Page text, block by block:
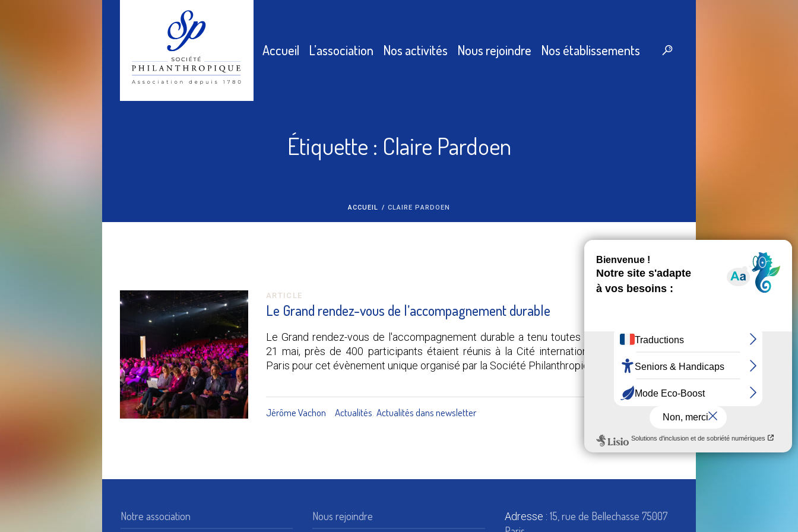
Accueil L’association Nos activités Nous rejoindre Nos établissements
Étiquette : Claire Pardoen
ACCUEIL / CLAIRE PARDOEN
ARTICLE
Le Grand rendez-vous de l’accompagnement durable
Le Grand rendez-vous de l'accompagnement durable a tenu toutes ses promesses ! Le
21 mai, près de 400 participants étaient réunis à la Cité internationale universitaire de
Paris pour cet évènement unique organisé par la Société Philanthropique.
Jérôme Vachon Actualités,Actualités dans newsletter 28 MAI 2026
Notre association Nous rejoindre Adresse :15, rue de Bellechasse 75007